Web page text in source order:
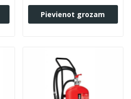
Pievienot grozam